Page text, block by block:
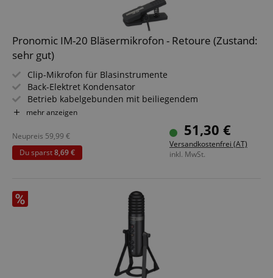
Pronomic IM-20 Bläsermikrofon - Retoure (Zustand:
sehr gut)
Clip-Mikrofon für Blasinstrumente
Back-Elektret Kondensator
Betrieb kabelgebunden mit beiliegendem
Phantomspeiseadapter
Frequenzgang: 50 - 16.000Hz
mehr anzeigen
51,30 €
Versandkostenfrei (AT)
inkl. MwSt.
Neupreis 59,99 €
Du sparst8,69 €